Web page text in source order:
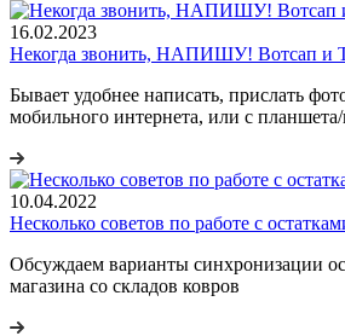
16.02.2023
Некогда звонить, НАПИШУ! Вотсап и
Бывает удобнее написать, прислать
мобильного интернета, или с планшета/
10.04.2022
Несколько советов по работе с
Обсуждаем варианты синхронизации
магазина со складов ковров